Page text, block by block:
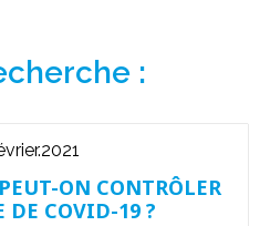
:
ON CONTRÔLER
DE COVID-19 ?